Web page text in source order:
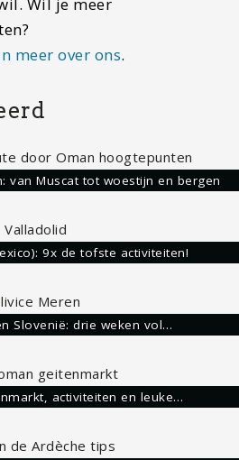
Wil je meer
meer over ons.
van Muscat tot woestijn en bergen
9x de tofste activiteiten!
Slovenië: drie weken vol…
activiteiten en leuke…